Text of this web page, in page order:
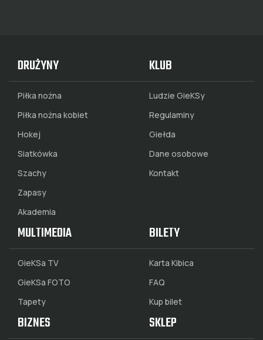
DRUŻYNY
Piłka nożna
Piłka nożna kobiet
Hokej
Siatkówka
Szachy
Zapasy
Akademia
KLUB
Ludzie GieKSy
Regulaminy
Giełda
Dane osobowe
Kontakt
MULTIMEDIA
GieKSa TV
GieKSa FOTO
Tapety
BILETY
Karta Kibica
FAQ
Kup bilet
BIZNES SKLEP